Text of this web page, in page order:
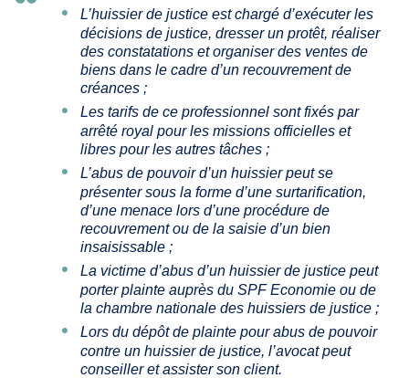
L’huissier de justice est chargé d’exécuter les
décisions de justice, dresser un protêt, réaliser
des constatations et organiser des ventes de
biens dans le cadre d’un recouvrement de
créances ;
Les tarifs de ce professionnel sont fixés par
arrêté royal pour les missions officielles et
libres pour les autres tâches ;
L’abus de pouvoir d’un huissier peut se
présenter sous la forme d’une surtarification,
d’une menace lors d’une procédure de
recouvrement ou de la saisie d’un bien
insaisissable ;
La victime d’abus d’un huissier de justice peut
porter plainte auprès du SPF Economie ou de
la chambre nationale des huissiers de justice ;
Lors du dépôt de plainte pour abus de pouvoir
contre un huissier de justice, l’avocat peut
conseiller et assister son client.